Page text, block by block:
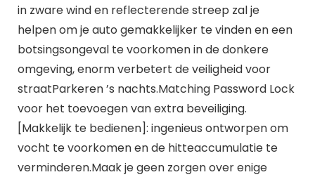
in zware wind en reflecterende streep zal je
helpen om je auto gemakkelijker te vinden en een
botsingsongeval te voorkomen in de donkere
omgeving, enorm verbetert de veiligheid voor
straatParkeren ’s nachts.Matching Password Lock
voor het toevoegen van extra beveiliging.
[Makkelijk te bedienen]: ingenieus ontworpen om
vocht te voorkomen en de hitteaccumulatie te
verminderen.Maak je geen zorgen over enige